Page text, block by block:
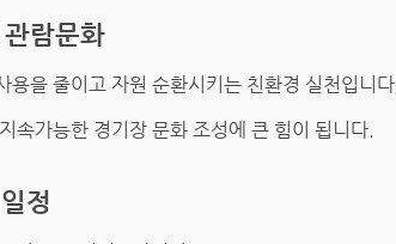
람문화
용을 줄이고 자원 순환시키는 친환경 실천입니다.
속가능한 경기장 문화 조성에 큰 힘이 됩니다.
정